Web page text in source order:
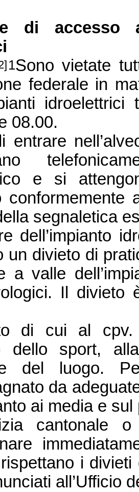
di
1Sono vietate
federale in
idroelettrici
08.00.
entrare
e si
conformemente
segnaletica
dell’impianto
un divieto di
a valle
Il
di cui al cpv.
dello sport,
del luogo.
da
ai media e
cantonale o
i
all’Ufficio